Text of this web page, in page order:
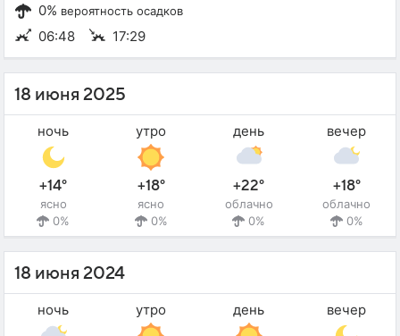
0% вероятность осадков
06:48 17:29
18 июня 2025
ночь
+14°
ясно
0%
утро
+18°
ясно
0%
день
+22°
облачно
0%
вечер
+18°
облачно
0%
18 июня 2024
ночь утро день вечер